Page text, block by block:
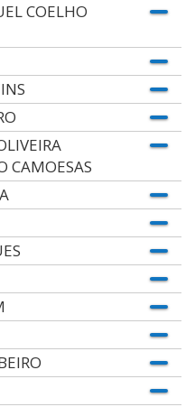
COELHO
CAMOESAS